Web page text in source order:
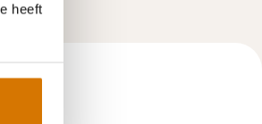
heeft